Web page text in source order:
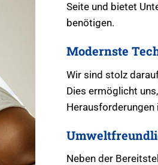
Seite und bietet
benötigen.
Modernste
Wir sind stolz
Dies ermöglicht
Herausforderungen
Neben der